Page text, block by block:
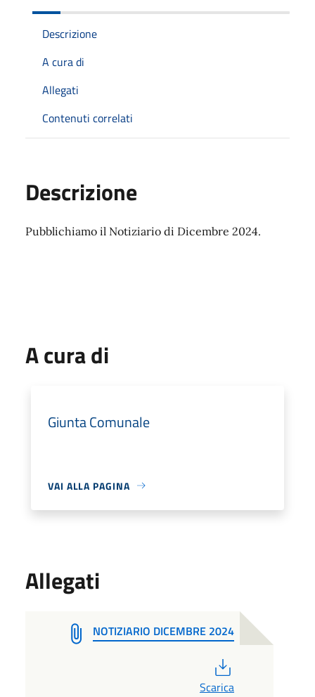
Descrizione
A cura di
Allegati
Contenuti correlati
Descrizione
Pubblichiamo il Notiziario di Dicembre 2024.
A cura di
Giunta Comunale
VAI ALLA PAGINA
Allegati
NOTIZIARIO DICEMBRE 2024
Scarica